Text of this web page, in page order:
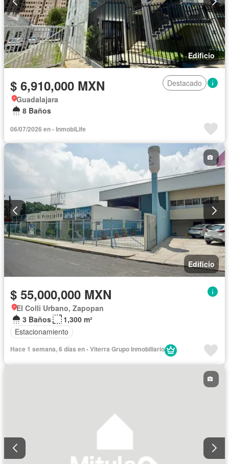
Edificio
$ 6,910,000 MXN
Destacado
Guadalajara
8 Baños
06/07/2026 en - InmobiLife
Edificio
$ 55,000,000 MXN
El Colli Urbano, Zapopan
3 Baños
1,300 m²
Estacionamiento
Hace 1 semana, 6 días en - Viterra Grupo Inmobiliario